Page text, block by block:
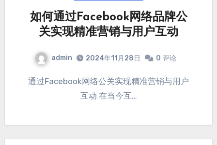
如何通过Facebook网络品牌公
关实现精准营销与用户互动
admin 2024年11月28日 0 评论
通过Facebook网络公关实现精准营销与用户
互动 在当今互…